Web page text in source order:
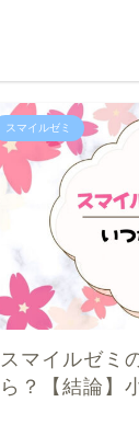
スマイルゼミ
スマイルゼミ
ら？【結論】